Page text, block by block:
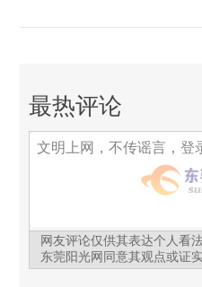
最热评论
网友评论仅供其表达个人看
东莞阳光网同意其观点或证